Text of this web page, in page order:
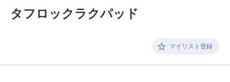
タフロックラクパッド
マイリスト登録